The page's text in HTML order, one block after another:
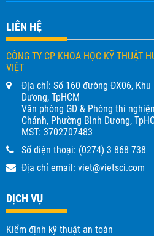
LIÊN HỆ
CÔNG TY CP KHOA HỌC KỸ THUẬT
VIỆT
Địa chỉ: Số 160 đường ĐX06,
Dương, TpHCM
Văn phòng GD & Phòng thí
Chánh, Phường Bình Dương,
MST: 3702707483
Số điện thoại: (0274) 3 868 738
Địa chỉ email: viet@vietsci.com
DỊCH VỤ
Kiểm định kỹ thuật an toàn